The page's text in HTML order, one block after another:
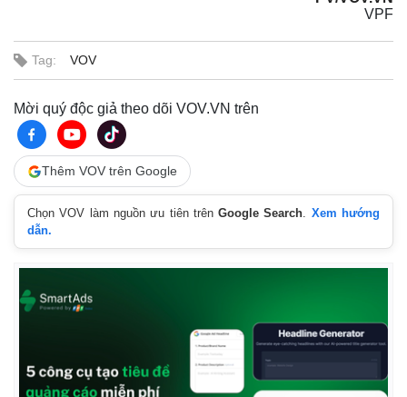
VPF
Tag: VOV
Mời quý độc giả theo dõi VOV.VN trên
Thêm VOV trên Google
Chọn VOV làm nguồn ưu tiên trênGoogle Search. Xem hướng
dẫn.